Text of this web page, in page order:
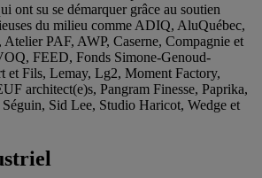
ont su se démarquer grâce au soutien
du milieu comme ADIQ, AluQuébec,
PAF, AWP, Caserne, Compagnie et
FEED, Fonds Simone-Genoud-
et Fils, Lemay, Lg2, Moment Factory,
architect(e)s, Pangram Finesse, Paprika,
Sid Lee, Studio Haricot, Wedge et